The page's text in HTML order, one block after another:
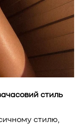
стиль
стилю,